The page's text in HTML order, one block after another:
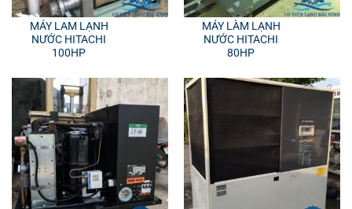
MÁY LAM LẠNH
NƯỚC HITACHI
100HP
MÁY LÀM LẠNH
NƯỚC HITACHI
80HP